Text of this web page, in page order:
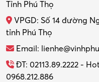
Tỉnh Phú Thọ
VPGD: Số 14 đường
tỉnh Phú Thọ
Email:
ĐT: 02113.89.2222 -
0968.212.886